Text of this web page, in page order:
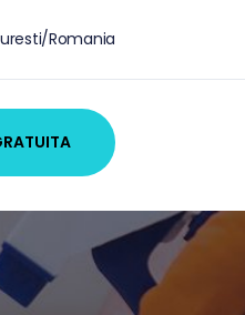
Romania